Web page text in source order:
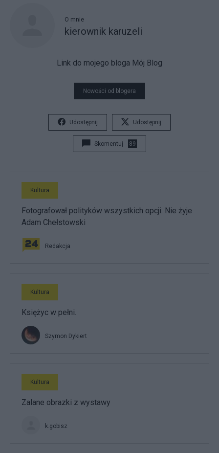
O mnie
kierownik karuzeli
Link do mojego bloga Mój Blog
Nowości od blogera
Udostępnij Udostępnij
Skomentuj 89
Kultura
Fotografował polityków wszystkich opcji. Nie żyje
Adam Chełstowski
Redakcja
Kultura
Księżyc w pełni.
Szymon Dykiert
Kultura
Zalane obrazki z wystawy
k.gobisz